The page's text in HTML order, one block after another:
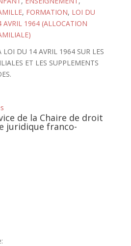
, FORMATION, LOI DU
AVRIL 1964 (ALLOCATION
DU 14 AVRIL 1964 SUR LES
ET LES SUPPLEMENTS
de la Chaire de droit
juridique franco-